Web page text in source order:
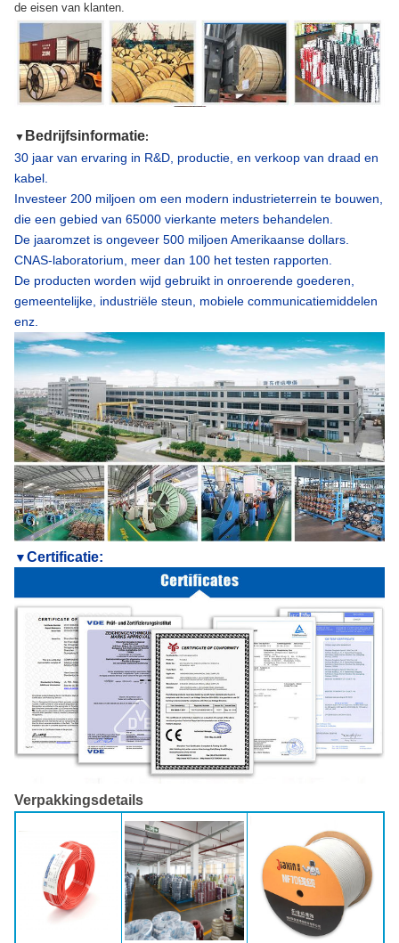
de eisen van klanten.
▼ Bedrijfsinformatie:
30 jaar van ervaring in R&D, productie, en verkoop van draad en
kabel.
Investeer 200 miljoen om een modern industrieterrein te bouwen,
die een gebied van 65000 vierkante meters behandelen.
De jaaromzet is ongeveer 500 miljoen Amerikaanse dollars.
CNAS-laboratorium, meer dan 100 het testen rapporten.
De producten worden wijd gebruikt in onroerende goederen,
gemeentelijke, industriële steun, mobiele communicatiemiddelen
enz.
▼Certificatie:
Verpakkingsdetails